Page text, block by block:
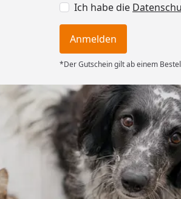
Ich habe die
Anmelden
*Der Gutschein gilt ab einem
Versand